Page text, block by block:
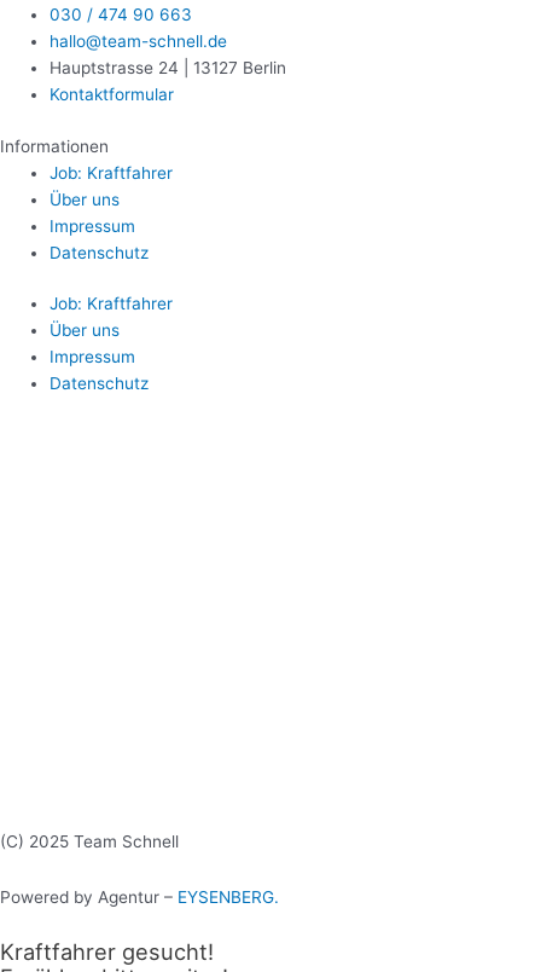
030 / 474 90 663
hallo@team-schnell.de
Hauptstrasse 24 | 13127 Berlin
Kontaktformular
Informationen
Job: Kraftfahrer
Über uns
Impressum
Datenschutz
Job: Kraftfahrer
Über uns
Impressum
Datenschutz
(C) 2025 Team Schnell
Powered by Agentur – EYSENBERG.
Kraftfahrer gesucht!